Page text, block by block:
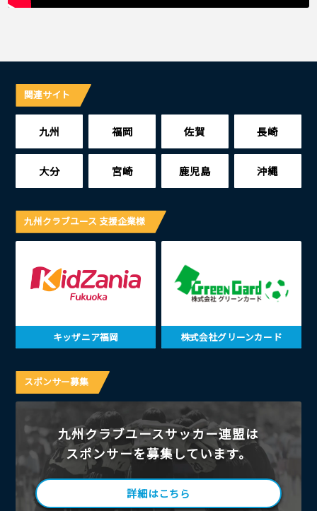
関連サイト
九州 福岡 佐賀 長崎
大分 宮崎 鹿児島 沖縄
九州クラブユース 支援企業様
キッザニア福岡 株式会社グリーンカード
スポンサー募集
九州クラブユースサッカー連盟は
スポンサーを募集しています。
詳細はこちら